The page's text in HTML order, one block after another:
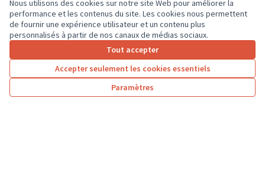
Nous utilisons des cookies sur notre site Web pour améliorer la
performance et les contenus du site. Les cookies nous permettent
de fournir une expérience utilisateur et un contenu plus
personnalisés à partir de nos canaux de médias sociaux.
Tout accepter
Accepter seulement les cookies essentiels
Paramètres
Résultats par page : 25
1 2 3 4